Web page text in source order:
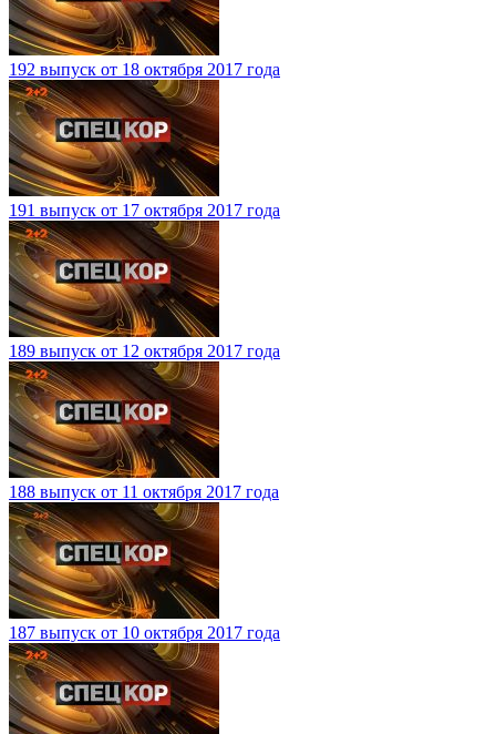
192 выпуск от 18 октября 2017 года
191 выпуск от 17 октября 2017 года
189 выпуск от 12 октября 2017 года
188 выпуск от 11 октября 2017 года
187 выпуск от 10 октября 2017 года